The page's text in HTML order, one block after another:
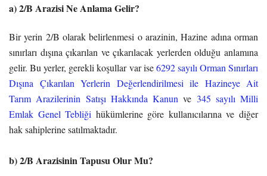
a) 2/B Arazisi Ne Anlama Gelir?
Bir yerin 2/B olarak belirlenmesi o arazinin, Hazine adına orman
sınırları dışına çıkarılan ve çıkarılacak yerlerden olduğu anlamına
gelir. Bu yerler, gerekli koşullar var ise6292 sayılı Orman Sınırları
Dışına Çıkarılan Yerlerin Değerlendirilmesi ile Hazineye Ait
Tarım Arazilerinin Satışı Hakkında Kanun ve 345 sayılı Milli
Emlak Genel Tebliği hükümlerine göre kullanıcılarına ve diğer
hak sahiplerine satılmaktadır.
b) 2/B Arazisinin Tapusu Olur Mu?